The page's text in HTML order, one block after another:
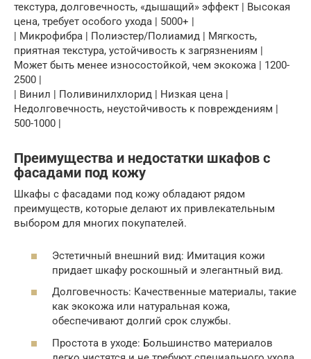
текстура, долговечность, «дышащий» эффект | Высокая
цена, требует особого ухода | 5000+ |
| Микрофибра | Полиэстер/Полиамид | Мягкость,
приятная текстура, устойчивость к загрязнениям |
Может быть менее износостойкой, чем экокожа | 1200-
2500 |
| Винил | Поливинилхлорид | Низкая цена |
Недолговечность, неустойчивость к повреждениям |
500-1000 |
Преимущества и недостатки шкафов с
фасадами под кожу
Шкафы с фасадами под кожу обладают рядом
преимуществ, которые делают их привлекательным
выбором для многих покупателей.
Эстетичный внешний вид: Имитация кожи
придает шкафу роскошный и элегантный вид.
Долговечность: Качественные материалы, такие
как экокожа или натуральная кожа,
обеспечивают долгий срок службы.
Простота в уходе: Большинство материалов